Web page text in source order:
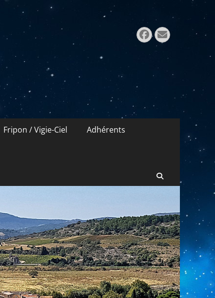
Facebook
E-
mail
Fripon / Vigie-Ciel Adhérents